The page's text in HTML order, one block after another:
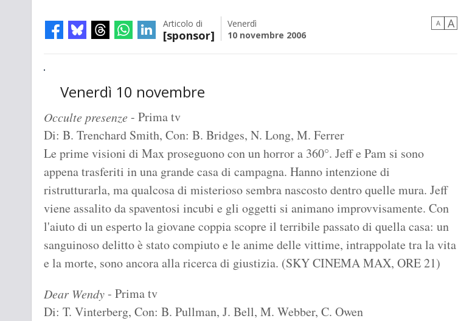
Articolo di
[sponsor]
Venerdì
10 novembre 2006
A A
Venerdì 10 novembre
Occulte presenze - Prima tv
Di: B. Trenchard Smith, Con: B. Bridges, N. Long, M. Ferrer
Le prime visioni di Max proseguono con un horror a 360°. Jeff e Pam si sono
appena trasferiti in una grande casa di campagna. Hanno intenzione di
ristrutturarla, ma qualcosa di misterioso sembra nascosto dentro quelle mura. Jeff
viene assalito da spaventosi incubi e gli oggetti si animano improvvisamente. Con
l'aiuto di un esperto la giovane coppia scopre il terribile passato di quella casa: un
sanguinoso delitto è stato compiuto e le anime delle vittime, intrappolate tra la vita
e la morte, sono ancora alla ricerca di giustizia. (SKY CINEMA MAX, ORE 21)
Dear Wendy- Prima tv
Di: T. Vinterberg, Con: B. Pullman, J. Bell, M. Webber, C. Owen